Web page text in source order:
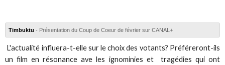
Timbuktu - Présentation du Coup de Coeur de février sur CANAL+
L'actualité influera-t-elle sur le choix des votants? Préféreront-ils
un film en résonance ave les ignominies et tragédies qui ont